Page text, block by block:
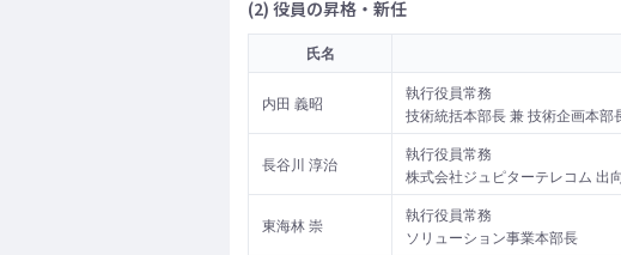
(2) 役員の昇格・新任
氏名
内田 義昭
執行役員常務
技術統括本部長 兼 技術企画本部
長谷川 淳治
執行役員常務
株式会社ジュピターテレコム 出向
東海林 崇
執行役員常務
ソリューション事業本部長